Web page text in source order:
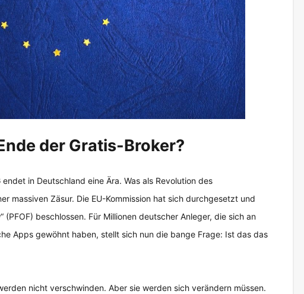
der Gratis-Broker?
endet in Deutschland eine Ära. Was als Revolution des
massiven Zäsur. Die EU-Kommission hat sich durchgesetzt und
(PFOF) beschlossen. Für Millionen deutscher Anleger, die sich an
Apps gewöhnt haben, stellt sich nun die bange Frage: Ist das das
nicht verschwinden. Aber sie werden sich verändern müssen.